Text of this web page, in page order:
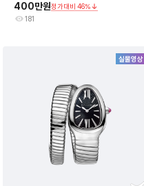
400만원정가대비 46%
181
실물영상